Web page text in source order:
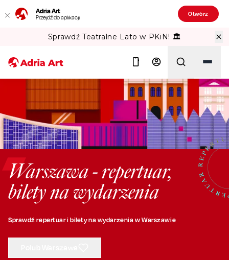
Adria Art
Przejdź do aplikacji Otwórz
Sprawdź Teatralne Lato w PKiN! 🏛️
Szukaj
Warszawa - repertuar,
bilety na wydarzenia
Sprawdź repertuar i bilety na wydarzenia w Warszawie